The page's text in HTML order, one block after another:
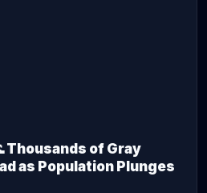
Thousands of Gray
as Population Plunges